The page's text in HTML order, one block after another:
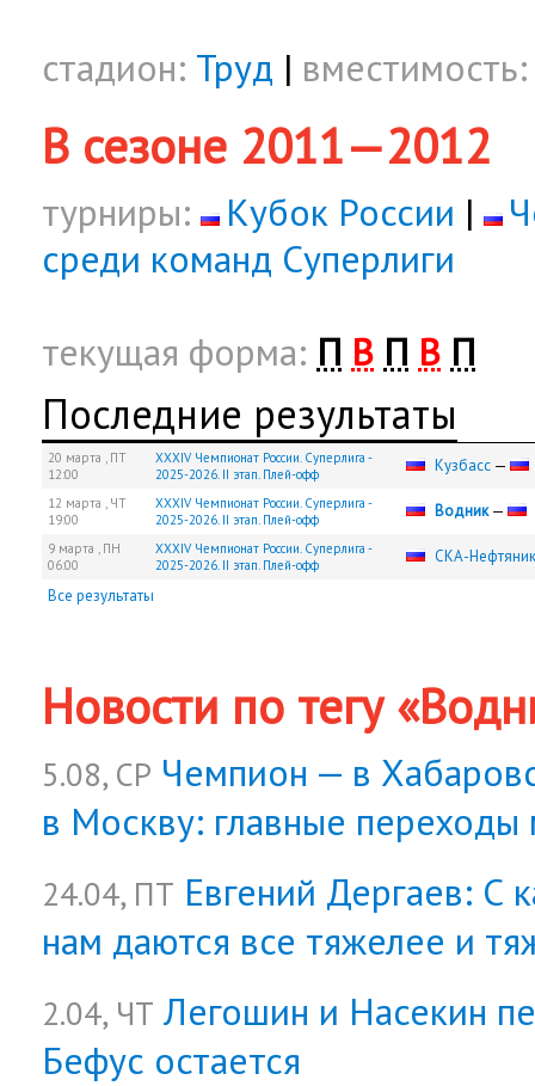
стадион: Труд | вместимость:
В сезоне 2011—2012
турниры: Кубок России |
среди команд Суперлиги
текущая форма: П В П В П
Последние результаты
20 марта , ПТ
12:00
XXXIV Чемпионат России. Суперлига -
2025-2026. II этап. Плей-офф
Кузбасс —
12 марта , ЧТ
19:00
XXXIV Чемпионат России. Суперлига -
2025-2026. II этап. Плей-офф
Водник—
9 марта , ПН
06:00
XXXIV Чемпионат России. Суперлига -
2025-2026. II этап. Плей-офф
СКА-Нефтяник
Все результаты
Новости по тегу
5.08, СР Чемпион — в
в Москву: главные переходы
24.04, ПТ Евгений Дергаев: С
нам даются все тяжелее и
2.04, ЧТ Легошин и Насекин
Бефус остается